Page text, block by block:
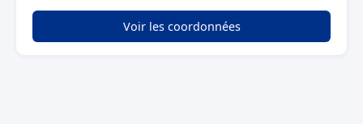
Voir les coordonnées